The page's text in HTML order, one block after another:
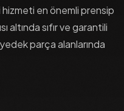
hizmeti en önemli prensip
altında sıfır ve garantili
parça alanlarında